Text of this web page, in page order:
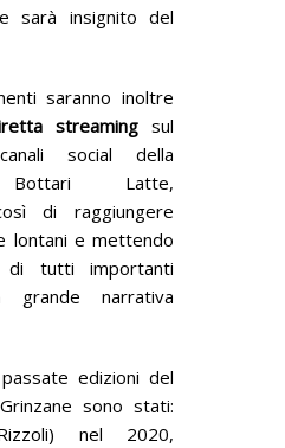
sarà insignito del
saranno inoltre
streaming sul
social della
Bottari Latte,
di raggiungere
lontani e mettendo
di tutti importanti
grande narrativa
edizioni del
sono stati:
nel 2020,